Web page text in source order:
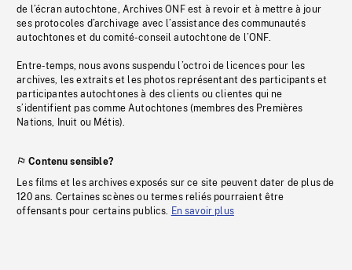
de l’écran autochtone, Archives ONF est à revoir et à mettre à jour
ses protocoles d’archivage avec l’assistance des communautés
autochtones et du comité-conseil autochtone de l’ONF.
Entre-temps, nous avons suspendu l’octroi de licences pour les
archives, les extraits et les photos représentant des participants et
participantes autochtones à des clients ou clientes qui ne
s’identifient pas comme Autochtones (membres des Premières
Nations, Inuit ou Métis).
Contenu sensible?
Les films et les archives exposés sur ce site peuvent dater de plus de
120 ans. Certaines scènes ou termes reliés pourraient être
offensants pour certains publics. En savoir plus